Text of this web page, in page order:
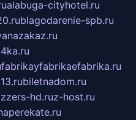
alabuga-cityhotel.ru
blagodarenie-spb.ru
fabrikayfabrikaefabrika.ru
biletnadom.ru
hd.ruz-host.ru